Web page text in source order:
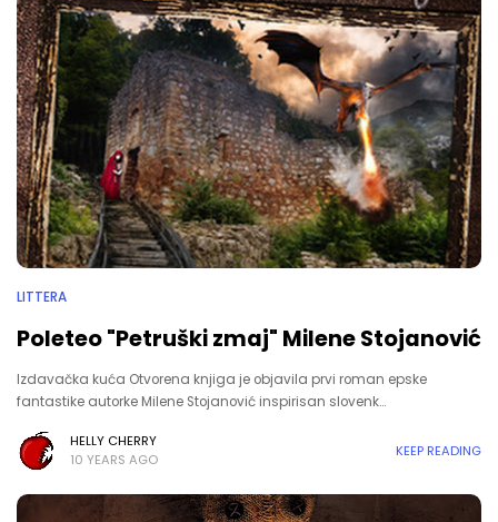
LITTERA
Poleteo "Petruški zmaj" Milene Stojanović
Izdavačka kuća Otvorena knjiga je objavila prvi roman epske
fantastike autorke Milene Stojanović inspirisan slovenk…
HELLY CHERRY
10 YEARS AGO
KEEP READING